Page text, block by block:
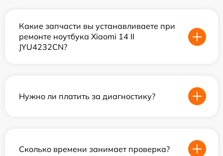
Какие запчасти вы устанавливаете при
ремонте ноутбука Xiaomi 14 II
JYU4232CN?
Нужно ли платить за диагностику?
Сколько времени занимает проверка?